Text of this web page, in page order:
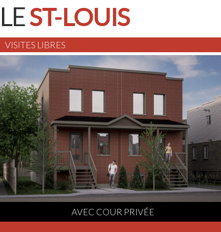
LEST-LOUIS
VISITES LIBRES
AVEC COUR PRIVÉE